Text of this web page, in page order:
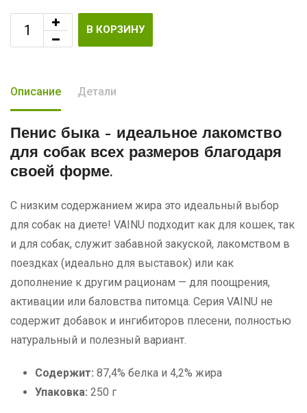
В КОРЗИНУ
Описание Детали
Пенис быка– идеальное лакомство
для собак всех размеров благодаря
своей форме.
С низким содержанием жира это идеальный выбор
для собак на диете! VAINU подходит как для кошек, так
и для собак, служит забавной закуской, лакомством в
поездках (идеально для выставок) или как
дополнение к другим рационам — для поощрения,
активации или баловства питомца. Серия VAINU не
содержит добавок и ингибиторов плесени, полностью
натуральный и полезный вариант.
Содержит: 87,4% белка и 4,2% жира
Упаковка: 250 г